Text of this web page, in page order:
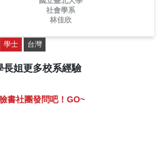
社會學系
林佳欣
學士 台灣
長姐更多校系經驗
書社團發問吧！GO~